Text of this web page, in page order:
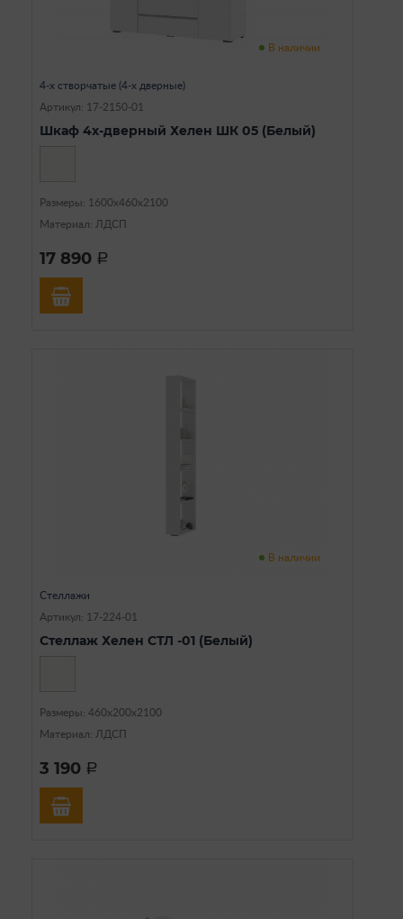
В наличии
4-х створчатые (4-х дверные)
Артикул: 17-2150-01
Шкаф 4х-дверный Хелен ШК 05 (Белый)
Размеры: 1600х460х2100
Материал: ЛДСП
17 890 a
В наличии
Стеллажи
Артикул: 17-224-01
Стеллаж Хелен СТЛ -01 (Белый)
Размеры: 460х200х2100
Материал: ЛДСП
3 190 a